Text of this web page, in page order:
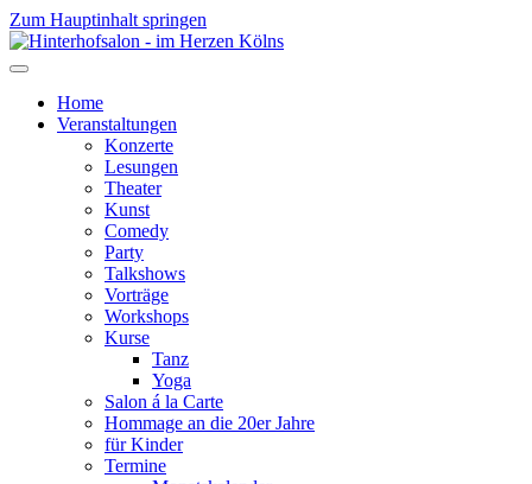
Zum Hauptinhalt springen
Home
Veranstaltungen
Konzerte
Lesungen
Theater
Kunst
Comedy
Party
Talkshows
Vorträge
Workshops
Kurse
Tanz
Yoga
Salon á la Carte
Hommage an die 20er Jahre
für Kinder
Termine